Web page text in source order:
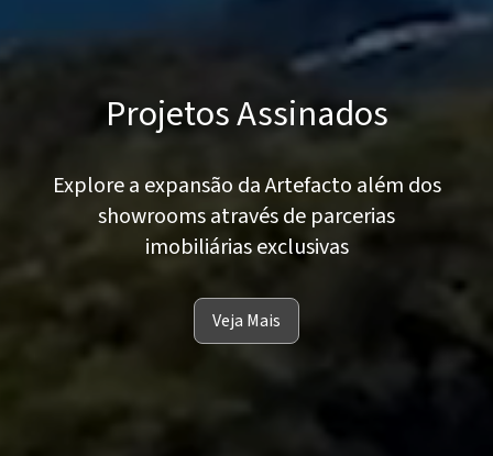
Projetos Assinados
Explore a expansão da Artefacto além dos
showrooms através de parcerias
imobiliárias exclusivas
Veja Mais